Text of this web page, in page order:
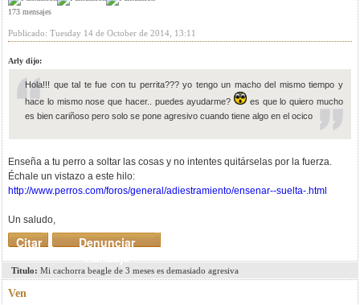
173 mensajes
Publicado: Tuesday 14 de October de 2014, 13:11
Arly dijo:
Hola!!! que tal te fue con tu perrita??? yo tengo un macho del mismo tiempo y
hace lo mismo nose que hacer.. puedes ayudarme?
es que lo quiero mucho
es bien cariñoso pero solo se pone agresivo cuando tiene algo en el ocico
Enseña a tu perro a soltar las cosas y no intentes quitárselas por la fuerza.
Échale un vistazo a este hilo:
http://www.perros.com/foros/general/adiestramiento/ensenar--suelta-.html
Un saludo,
Denunciar
mensaje
Citar
Titulo: Mi cachorra beagle de 3 meses es demasiado agresiva
Ven